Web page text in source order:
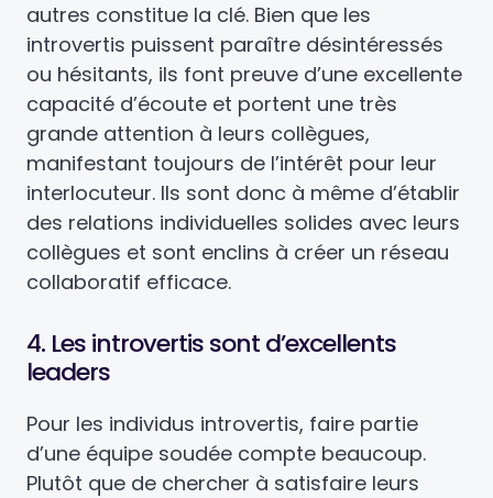
autres constitue la clé. Bien que les
introvertis puissent paraître désintéressés
ou hésitants, ils font preuve d’une excellente
capacité d’écoute et portent une très
grande attention à leurs collègues,
manifestant toujours de l’intérêt pour leur
interlocuteur. Ils sont donc à même d’établir
des relations individuelles solides avec leurs
collègues et sont enclins à créer un réseau
collaboratif efficace.
4. Les introvertis sont d’excellents
leaders
Pour les individus introvertis, faire partie
d’une équipe soudée compte beaucoup.
Plutôt que de chercher à satisfaire leurs